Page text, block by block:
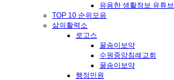
유용한 생활정보 유튜브
TOP 10 순위모음
삶의활력소
로고스
꿀송이보약
수원중앙침례교회
꿀송이보약
행정민원